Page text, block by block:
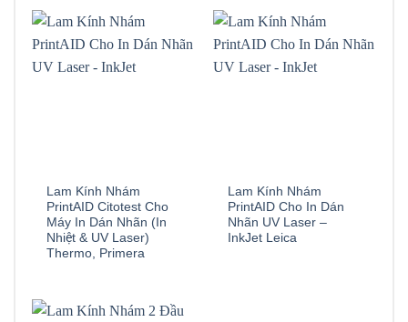
Lam Kính Nhám
PrintAID Citotest Cho
Máy In Dán Nhãn (In
Nhiệt & UV Laser)
Thermo, Primera
Lam Kính Nhám
PrintAID Cho In Dán
Nhãn UV Laser –
InkJet Leica